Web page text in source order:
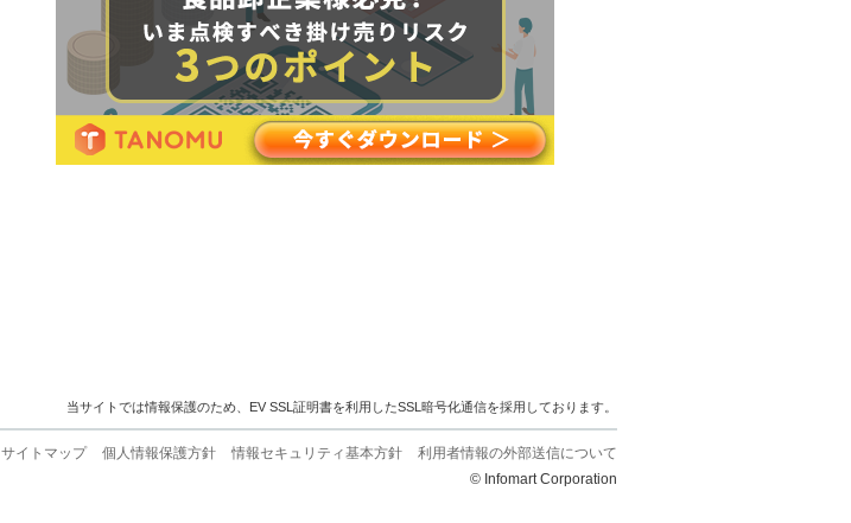
当サイトでは情報保護のため、EV SSL証明書を利用したSSL暗号化通信を採用しております。
サイトマップ 個人情報保護方針 情報セキュリティ基本方針
利用者情報の外部送信について
© Infomart Corporation